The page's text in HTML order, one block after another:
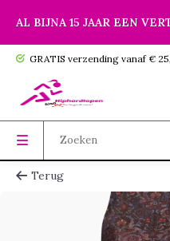
AL BIJNA 15 JAAR EEN
GRATIS verzending vanaf €
Terug